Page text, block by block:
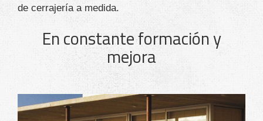
de cerrajería a medida.
En constante formación y
mejora